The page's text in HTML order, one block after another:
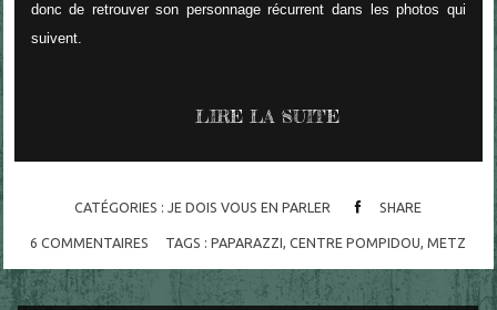
donc de retrouver son personnage récurrent dans les photos qui
suivent.
LIRE LA SUITE
CATÉGORIES :JE DOIS VOUS EN PARLER SHARE
6 COMMENTAIRES TAGS :PAPARAZZI,CENTRE POMPIDOU,METZ